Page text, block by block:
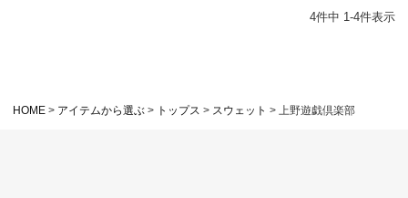
4件中 1-4件表示
HOME アイテムから選ぶ トップス スウェット 上野遊戯倶楽部